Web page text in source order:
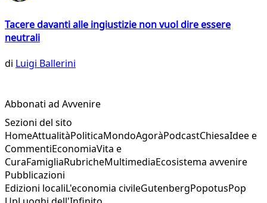
Tacere davanti alle ingiustizie non vuol dire essere
neutrali
di Luigi Ballerini
Abbonati ad Avvenire
Sezioni del sito
HomeAttualitàPoliticaMondoAgoràPodcastChiesaIdee e
CommentiEconomiaVita e
CuraFamigliaRubricheMultimediaEcosistema avvenire
Pubblicazioni
Edizioni localiL'economia civileGutenbergPopotusPop